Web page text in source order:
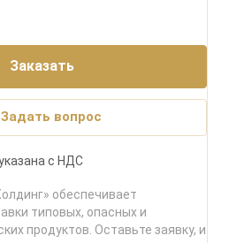
Заказать
Задать вопрос
с НДС
обеспечивает
типовых, опасных и
продуктов. Оставьте заявку, и